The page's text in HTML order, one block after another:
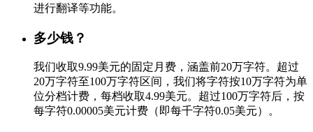
进行翻译等功能。
多少钱？
我们收取9.99美元的固定月费，涵盖前20万字符。超过
20万字符至100万字符区间，我们将字符按10万字符为单
位分档计费，每档收取4.99美元。超过100万字符后，按
每字符0.00005美元计费（即每千字符0.05美元）。